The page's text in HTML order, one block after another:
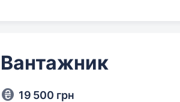
Вантажник
19 500 грн